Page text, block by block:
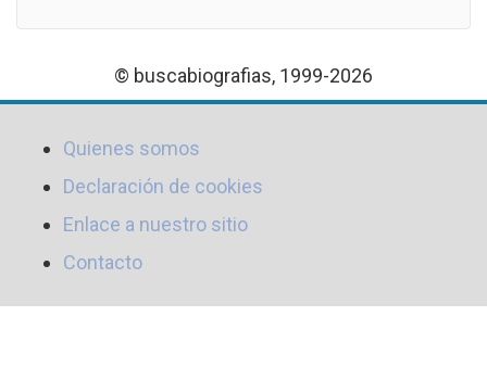
© buscabiografias, 1999-2026
Quienes somos
Declaración de cookies
Enlace a nuestro sitio
Contacto